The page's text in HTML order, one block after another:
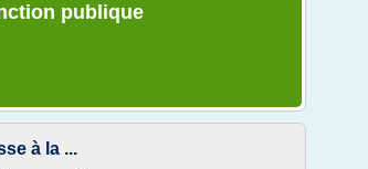
publique
à la ...